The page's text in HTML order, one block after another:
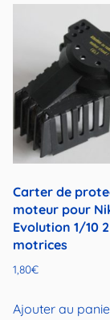
Carter de
moteur pour
Evolution 1/10
motrices
1,80€
Ajouter au